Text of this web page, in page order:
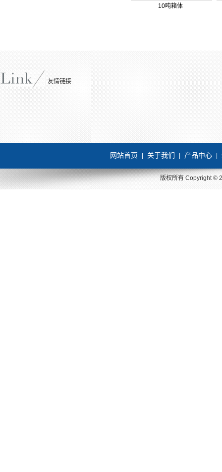
10吨箱体
友情链接
网站首页 关于我们 产品中心
版权所有 Copyright ©